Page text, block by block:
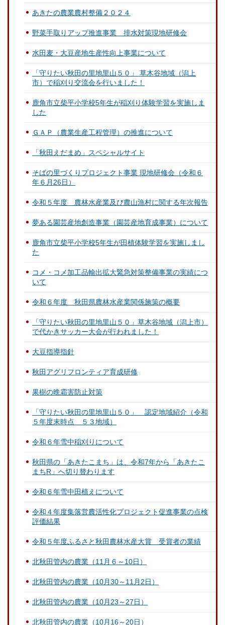
あきたの農業農村整備２０２４
野菜手取りアップ推進事業 排水対策現地研修会
水田麦・大豆産地生産性向上事業について
「守りたい秋田の里地里山５０」 草木谷地域（潟上
市）で稲刈り交流会を行いました！
鹿角市立柴平小学校5年生が稲刈り体験学習を実施しま
した
ＧＡＰ（農業生産工程管理）の推進について
「秋田えだまめ」スペシャルサイト
そばの里づくりプロジェクト事業 現地研修会（令和６
年６月26日）
令和５年度 農林水産業及び農山漁村に関する年次報告
夢ある園芸産地創造事業（園芸産地育成事業）について
鹿角市立柴平小学校5年生が田植体験学習を実施しまし
た
コメ・コメ加工品輸出拡大緊急対策整備事業の実績につ
いて
令和６年度 秋田県農林水産業関係施策の概要
「守りたい秋田の里地里山５０」草木谷地域（潟上市）
で代かきサッカー大会が行われました！
大豆指導指針
秋田アグリフロンティア育成研修
果樹の晩霜害防止対策
「守りたい秋田の里地里山５０」 認定地域紹介（令和
５年度末時点 ５３地域）
令和６年雪中稲刈りについて
秋田県の「あきたこまち」は、令和7年から「あきたこ
まちR」へ切り替わります
令和６年雪中田植えについて
令和４年度集落営農活性化プロジェクト促進事業の点検
評価結果
令和５年度ふるさと秋田農林水産大賞 受賞者の業績
北秋田管内の農業（11月６～10日）
北秋田管内の農業（10月30～11月2日）
北秋田管内の農業（10月23～27日）
北秋田管内の農業（10月16～20日）